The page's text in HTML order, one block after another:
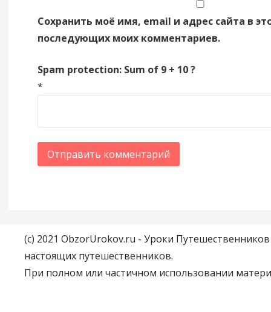
Сохранить моё имя, email и адрес сайта в
последующих моих комментариев.
Spam protection: Sum of 9 + 10 ?
*
(c) 2021 ObzorUrokov.ru - Уроки
настоящих путешественников.
При полном или частичном использовании